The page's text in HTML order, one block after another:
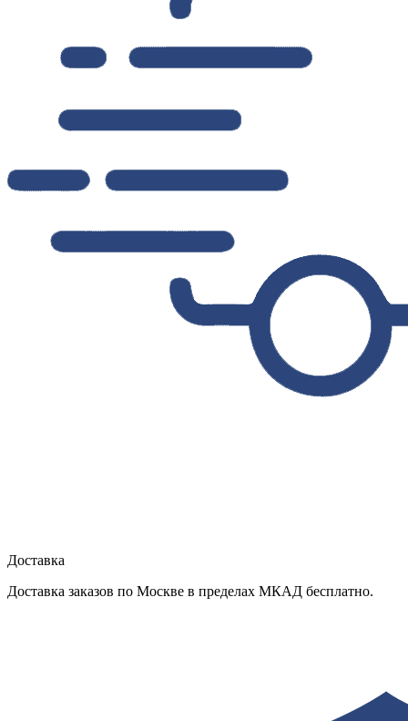
Доставка
Доставка заказов по Москве в пределах МКАД бесплатно.